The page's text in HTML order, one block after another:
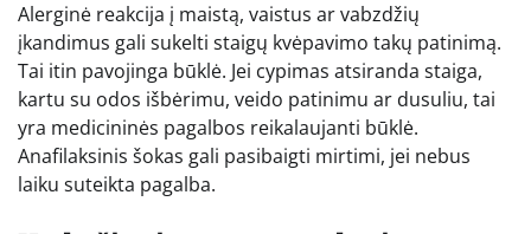
Alerginė reakcija į maistą, vaistus ar vabzdžių
įkandimus gali sukelti staigų kvėpavimo takų patinimą.
Tai itin pavojinga būklė. Jei cypimas atsiranda staiga,
kartu su odos išbėrimu, veido patinimu ar dusuliu, tai
yra medicininės pagalbos reikalaujanti būklė.
Anafilaksinis šokas gali pasibaigti mirtimi, jei nebus
laiku suteikta pagalba.